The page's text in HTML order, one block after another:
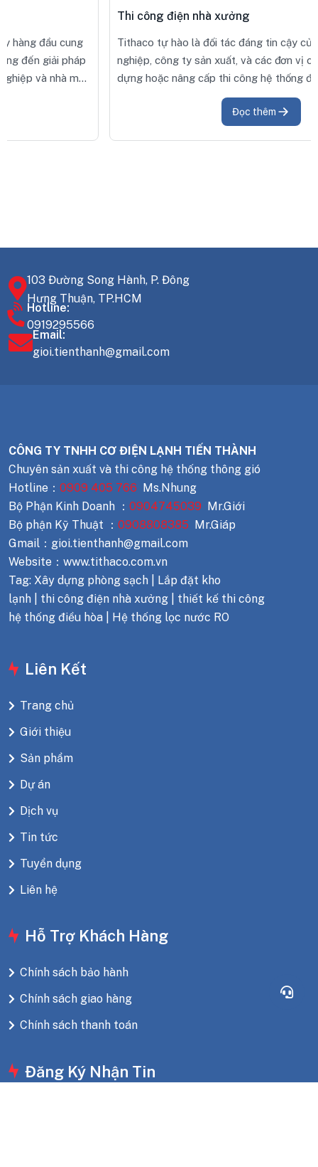
Thi công điện nhà xưởng
Tithaco tự hào là đối tác đáng tin cậy của các doanh
nghiệp, công ty sản xuất, và các đơn vị có nhu cầu xây
dựng hoặc nâng cấp thi công hệ thống điện trong nhà
103 Đường Song Hành, P. Đông
Hưng Thuận, TP.HCM
Hotline:
0919295566
Email:
gioi.tienthanh@gmail.com
CÔNG TY TNHH CƠ ĐIỆN LẠNH TIẾN THÀNH
Chuyên sản xuất và thi công hệ thống thông gió
Hotline： 0909 405 766 Ms.Nhung
Bộ Phận Kinh Doanh ： 0904745039 Mr.Giới
Bộ phận Kỹ Thuật ： 0908808385 Mr.Giáp
Gmail：gioi.tienthanh@gmail.com
Website：www.tithaco.com.vn
Tag: Xây dựng phòng sạch | Lắp đặt kho
lạnh | thi công điện nhà xưởng | thiết kế thi công
hệ thống điều hòa | Hệ thống lọc nước RO
Liên Kết
Trang chủ
Giới thiệu
Sản phẩm
Dự án
Dịch vụ
Tin tức
Tuyển dụng
Liên hệ
Hỗ Trợ Khách Hàng
Chính sách bảo hành
Chính sách giao hàng
Chính sách thanh toán
Đăng Ký Nhận Tin